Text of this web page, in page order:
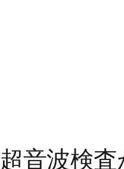
音波検